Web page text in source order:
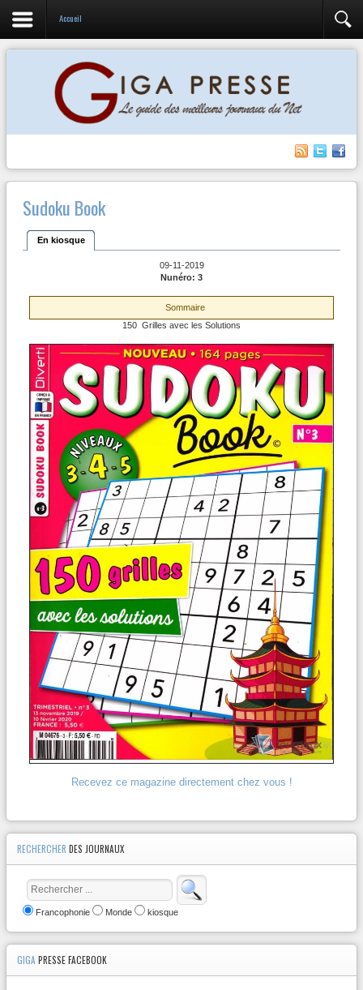
Accueil
Sudoku Book
En kiosque
09-11-2019
Nunéro: 3
Sommaire
150 Grilles avec les Solutions
Recevez ce magazine directement chez vous !
RECHERCHER DES JOURNAUX
Francophonie Monde kiosque
GIGA PRESSE FACEBOOK